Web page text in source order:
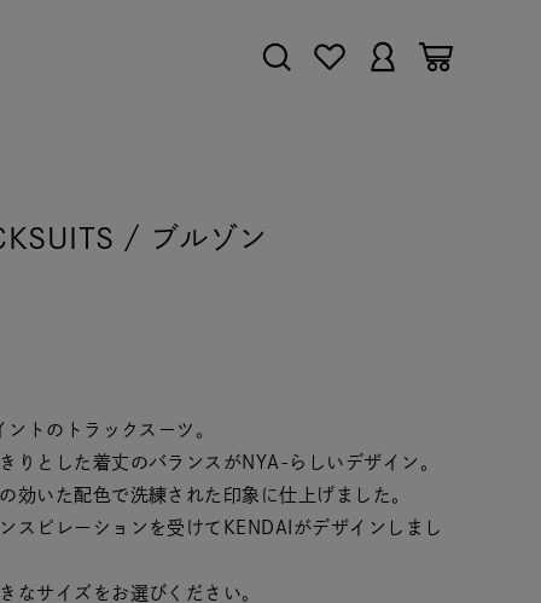
/ ブルゾン
トのトラックスーツ。
りとした着丈のバランスがNYA-らしいデザイン。
効いた配色で洗練された印象に仕上げました。
スピレーションを受けてKENDAIがデザインしまし
なサイズをお選びください。